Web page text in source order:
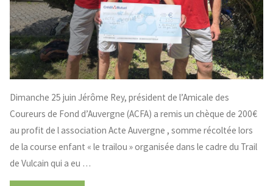
Dimanche 25 juin Jérôme Rey, président de l’Amicale des
Coureurs de Fond d’Auvergne (ACFA) a remis un chèque de 200€
au profit de l association Acte Auvergne , somme récoltée lors
de la course enfant « le trailou » organisée dans le cadre du Trail
de Vulcain qui a eu …